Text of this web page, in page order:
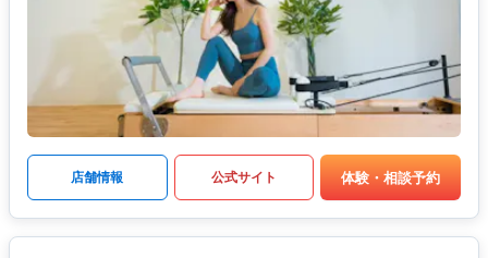
店舗情報 公式サイト 体験・相談予約